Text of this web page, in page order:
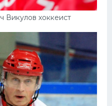
Викулов хоккеист